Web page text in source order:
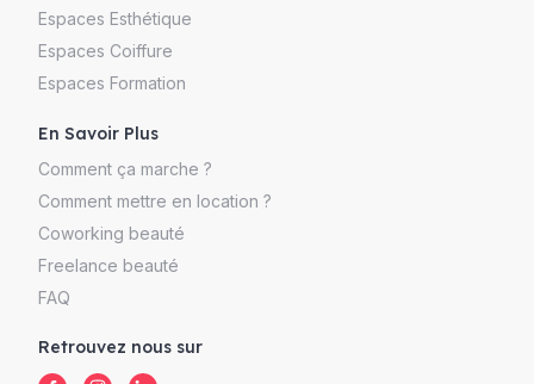
Espaces Esthétique
Espaces Coiffure
Espaces Formation
En Savoir Plus
Comment ça marche ?
Comment mettre en location ?
Coworking beauté
Freelance beauté
FAQ
Retrouvez nous sur